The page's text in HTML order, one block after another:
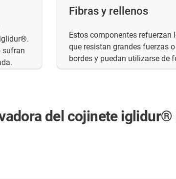
sufran
Fibras y rellenos
Estos componentes refuerzan
que resistan grandes fuerzas
bordes y puedan utilizarse de
del cojinete